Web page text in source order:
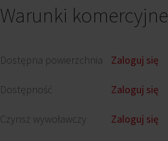
Warunki komercyjne
Dostępna powierzchnia Zaloguj się
Dostępność Zaloguj się
Czynsz wywoławczy Zaloguj się